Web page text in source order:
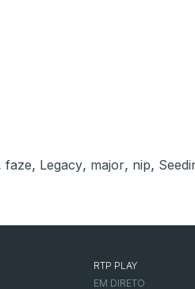
faze, Legacy, major, nip,
RTP PLAY
EM DIRETO